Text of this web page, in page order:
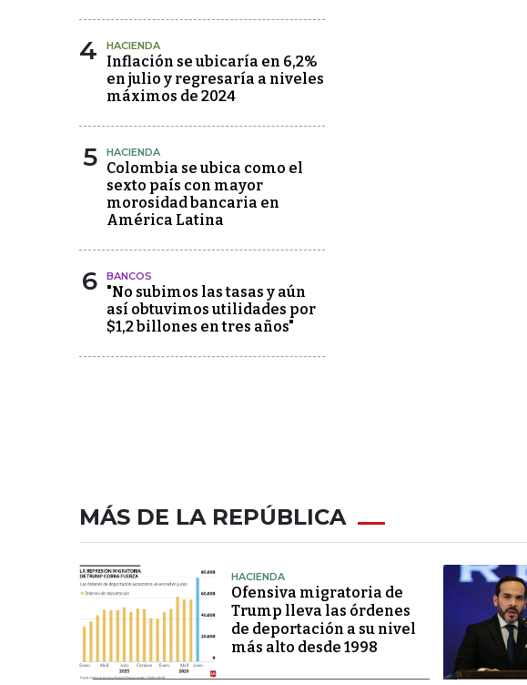
4 HACIENDA
Inflación se ubicaría en 6,2%
en julio y regresaría a niveles
máximos de 2024
5 HACIENDA
Colombia se ubica como el
sexto país con mayor
morosidad bancaria en
América Latina
6 BANCOS
"No subimos las tasas y aún
así obtuvimos utilidades por
$1,2 billones en tres años"
MÁS DE LA REPÚBLICA
HACIENDA
Ofensiva migratoria de
Trump lleva las órdenes
de deportación a su nivel
más alto desde 1998